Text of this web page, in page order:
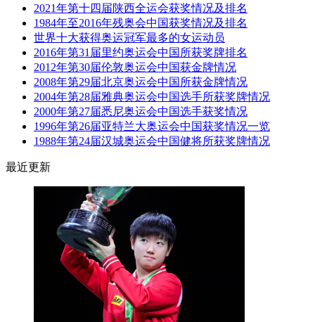
2021年第十四届陕西全运会获奖情况及排名
1984年至2016年残奥会中国获奖情况及排名
世界十大获得奥运冠军最多的女运动员
2016年第31届里约奥运会中国所获奖牌排名
2012年第30届伦敦奥运会中国获金牌情况
2008年第29届北京奥运会中国所获金牌情况
2004年第28届雅典奥运会中国选手所获奖牌情况
2000年第27届悉尼奥运会中国选手获奖情况
1996年第26届亚特兰大奥运会中国获奖情况一览
1988年第24届汉城奥运会中国健将所获奖牌情况
最近更新